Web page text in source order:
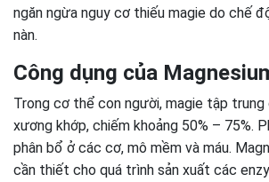
ngăn ngừa nguy cơ thiếu magie do chế
nàn.
Công dụng của
Trong cơ thể con người, magie tập trung
xương khớp, chiếm khoảng 50% – 75%.
phân bổ ở các cơ, mô mềm và máu.
cần thiết cho quá trình sản xuất các